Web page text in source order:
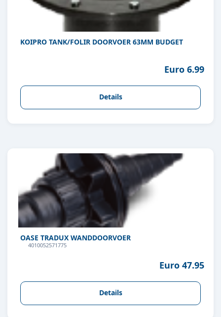
KOIPRO TANK/FOLIR DOORVOER 63MM BUDGET
Euro 6.99
Details
OASE TRADUX WANDDOORVOER
4010052571775
Euro 47.95
Details